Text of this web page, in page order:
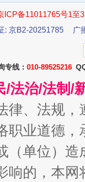
一
ICP备11011765号1至
: 京B2-20251785
广
专线： 010-89525216
/法治/法制/
律、法规
职业道德
（单位）
响的，本